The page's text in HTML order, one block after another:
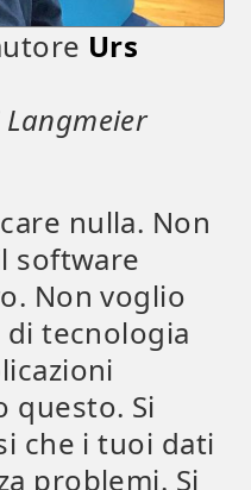
Urs
Langmeier
nulla. Non
software
Non voglio
tecnologia
questo. Si
che i tuoi dati
problemi. Si